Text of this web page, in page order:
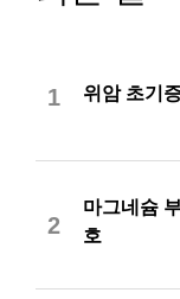
1 위암 초기
2
마그네슘
호